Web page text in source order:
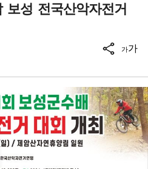
성 전국산악자전거
가가